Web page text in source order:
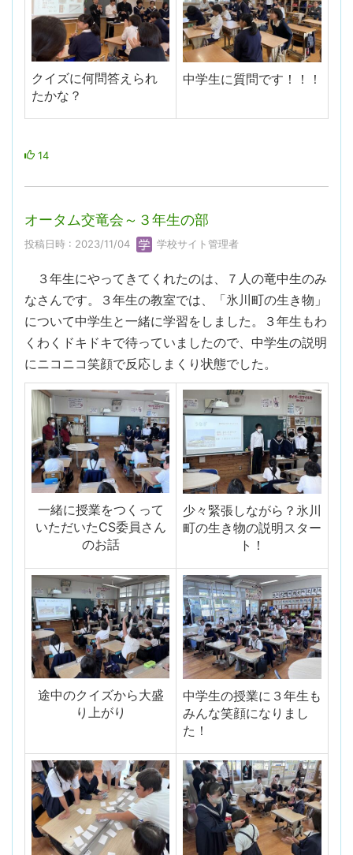
クイズに何問答えられ
たかな？
中学生に質問です！！！
14
オータム交竜会～３年生の部
投稿日時 : 2023/11/04 学校サイト管理者
３年生にやってきてくれたのは、７人の竜中生のみ
なさんです。３年生の教室では、「氷川町の生き物」
について中学生と一緒に学習をしました。３年生もわ
くわくドキドキで待っていましたので、中学生の説明
にニコニコ笑顔で反応しまくり状態でした。
一緒に授業をつくって
いただいたCS委員さん
のお話
少々緊張しながら？氷川
町の生き物の説明スター
ト！
途中のクイズから大盛
り上がり
中学生の授業に３年生も
みんな笑顔になりまし
た！